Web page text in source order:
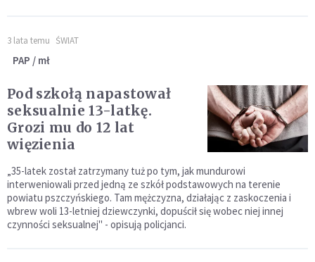
3 lata temu ŚWIAT
PAP / mł
Pod szkołą napastował
seksualnie 13-latkę.
Grozi mu do 12 lat
więzienia
„35-latek został zatrzymany tuż po tym, jak mundurowi
interweniowali przed jedną ze szkół podstawowych na terenie
powiatu pszczyńskiego. Tam mężczyzna, działając z zaskoczenia i
wbrew woli 13-letniej dziewczynki, dopuścił się wobec niej innej
czynności seksualnej" - opisują policjanci.